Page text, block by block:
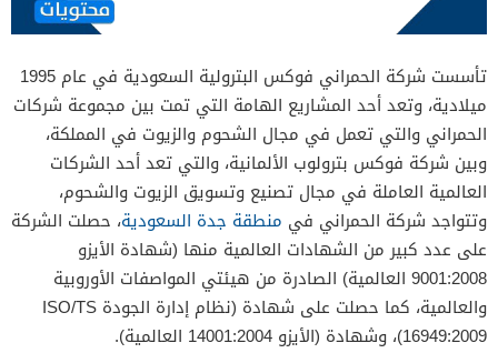
تأسست شركة الحمراني فوكس البترولية السعودية في عام 1995
ميلادية، وتعد أحد المشاريع الهامة التي تمت بين مجموعة شركات
الحمراني والتي تعمل في مجال الشحوم والزيوت في المملكة،
وبين شركة فوكس بترولوب الألمانية، والتي تعد أحد الشركات
العالمية العاملة في مجال تصنيع وتسويق الزيوت والشحوم،
وتتواجد شركة الحمراني في منطقة جدة السعودية، حصلت الشركة
على عدد كبير من الشهادات العالمية منها (شهادة الأيزو
9001:2008 العالمية) الصادرة من هيئتي المواصفات الأوروبية
والعالمية، كما حصلت على شهادة (نظام إدارة الجودة ISO/TS
16949:2009)، وشهادة (الأيزو 14001:2004 العالمية).